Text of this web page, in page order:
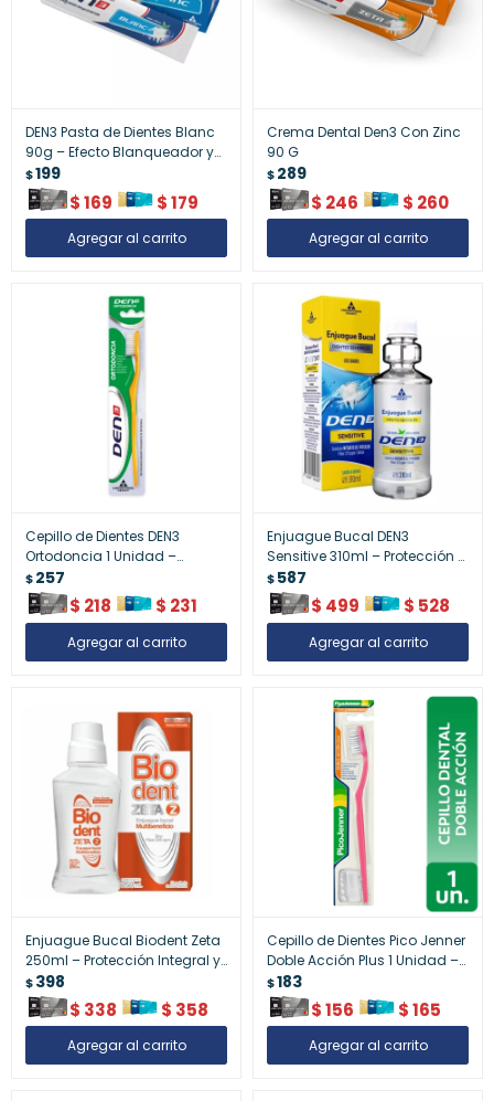
DEN3 Pasta de Dientes Blanc
90g – Efecto Blanqueador y
Frescura
$199
$169 $179
Crema Dental Den3 Con Zinc
90 G
$289
$ 246 $ 260
Cepillo de Dientes DEN3
Ortodoncia 1 Unidad –
Limpieza Precisa para
Brackets
$257
$ 218 $ 231
Enjuague Bucal DEN3
Sensitive 310ml – Protección y
Cuidado para Encías
Sensibles
$587
$ 499 $ 528
Enjuague Bucal Biodent Zeta
250ml – Protección Integral y
Frescura
$398
$ 338 $ 358
Cepillo de Dientes Pico Jenner
Doble Acción Plus 1 Unidad –
Higiene Completa
$183
$156 $165